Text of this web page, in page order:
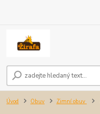
Úvod Obuv Zimní obuv